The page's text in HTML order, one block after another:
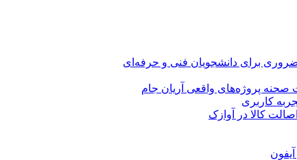
ضروری برای دانشجویان فنی و حرفه‌ای
پروژه‌های واقعی آریان جام
کالا در آوازک